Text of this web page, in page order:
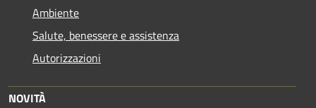
Ambiente
Salute, benessere e assistenza
Autorizzazioni
NOVITÀ